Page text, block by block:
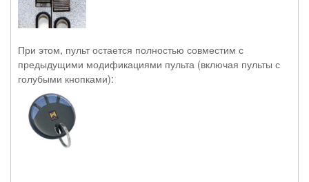
При этом, пульт остается полностью совместим с
предыдущими модификациями пульта (включая пульты с
голубыми кнопками):